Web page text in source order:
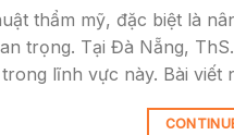
thẩm mỹ, đặc biệt là
trọng. Tại Đà Nẵng,
lĩnh vực này. Bài viết